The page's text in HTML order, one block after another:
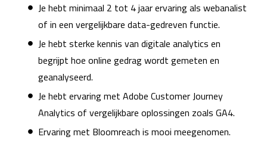
Je hebt minimaal 2 tot 4 jaar ervaring als webanalist
of in een vergelijkbare data-gedreven functie.
Je hebt sterke kennis van digitale analytics en
begrijpt hoe online gedrag wordt gemeten en
geanalyseerd.
Je hebt ervaring met Adobe Customer Journey
Analytics of vergelijkbare oplossingen zoals GA4.
Ervaring met Bloomreach is mooi meegenomen.